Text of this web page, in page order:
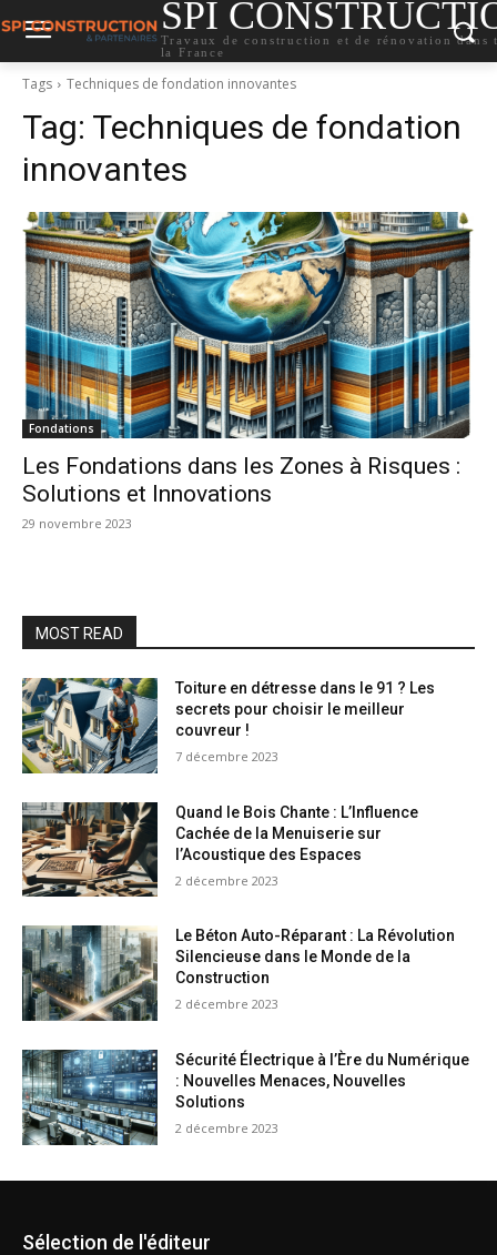
SPI
Travaux de construction et de rénovation dans
la France
Tags Techniques de fondation innovantes
Tag: Techniques de fondation
innovantes
Fondations
Les Fondations dans les Zones à Risques :
Solutions et Innovations
29 novembre 2023
MOST READ
Toiture en détresse dans le 91 ? Les
secrets pour choisir le meilleur
couvreur !
7 décembre 2023
Quand le Bois Chante : L’Influence
Cachée de la Menuiserie sur
l’Acoustique des Espaces
2 décembre 2023
Le Béton Auto-Réparant : La Révolution
Silencieuse dans le Monde de la
Construction
2 décembre 2023
Sécurité Électrique à l’Ère du Numérique
: Nouvelles Menaces, Nouvelles
Solutions
2 décembre 2023
Sélection de l'éditeur